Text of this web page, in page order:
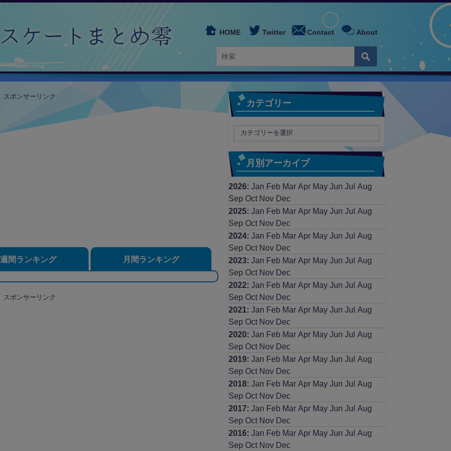
HOME Twitter Contact About
スポンサーリンク
週間ランキング 月間ランキング
スポンサーリンク
カテゴリー
月別アーカイブ
2026: Jan Feb Mar Apr May Jun Jul
Aug
Sep Oct Nov Dec
2025: Jan Feb Mar Apr May Jun Jul
Aug
Sep Oct Nov Dec
2024: Jan Feb Mar Apr May Jun Jul
Aug
Sep Oct Nov Dec
2023: Jan Feb Mar Apr May Jun Jul
Aug
Sep Oct Nov Dec
2022: Jan Feb Mar Apr May Jun Jul
Aug
Sep Oct Nov Dec
2021 : Jan Feb Mar Apr May Jun Jul
Aug
Sep Oct Nov Dec
2020: Jan Feb Mar Apr May Jun Jul
Aug
Sep Oct Nov Dec
2019: Jan Feb Mar Apr May Jun Jul
Aug
Sep Oct Nov Dec
2018: Jan Feb Mar Apr May Jun Jul
Aug
Sep Oct Nov Dec
2017: Jan Feb Mar Apr May Jun Jul
Aug
Sep Oct Nov Dec
2016: Jan Feb Mar Apr May Jun Jul
Aug
Sep Oct Nov Dec